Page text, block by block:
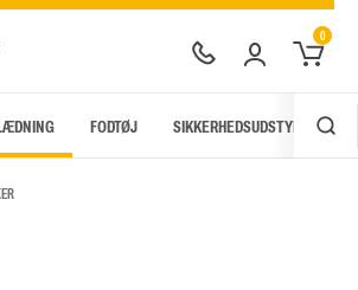
0
FODTØJ SIKKERHEDSUDSTYR